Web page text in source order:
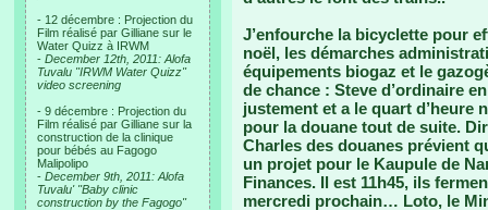
- 12 décembre : Projection du
Film réalisé par Gilliane sur le
Water Quizz à IRWM
- December 12th, 2011: Alofa
Tuvalu "IRWM Water Quizz"
video screening
- 9 décembre : Projection du
Film réalisé par Gilliane sur la
construction de la clinique
pour bébés au Fagogo
Malipolipo
- December 9th, 2011: Alofa
Tuvalu' "Baby clinic
construction by the Fagogo"
J’enfourche la bicyclette pour
noël, les démarches
équipements biogaz et le
de chance : Steve d’ordinaire
justement et a le quart d’heure
pour la douane tout de suite.
Charles des douanes prévient
un projet pour le Kaupule de
Finances. Il est 11h45, ils
mercredi prochain… Loto, le